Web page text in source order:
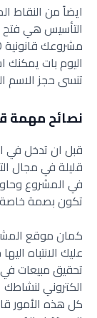
ايضاً من النقاط
التأسيس هي فتح
اليوم بات يمكنك
تنسى حجز الاسم
نصائح مهمة
قبل ان تدخل في
قليلة في مجال
في المشروع
تكون بصمة
كمان موقع
عليك الانتباه
تحقيق مبيعات
الكتروني
كل هذه الأمور